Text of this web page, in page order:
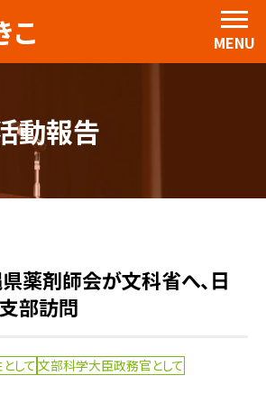
こ MENU
動報告
薬剤師会が文科省へ、日
部訪問
して 文部科学大臣政務官として